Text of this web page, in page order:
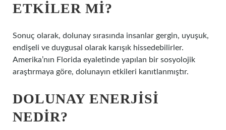
ETKILER MI?
Sonuç olarak, dolunay sırasında insanlar gergin, uyuşuk,
endişeli ve duygusal olarak karışık hissedebilirler.
Amerika’nın Florida eyaletinde yapılan bir sosyolojik
araştırmaya göre, dolunayın etkileri kanıtlanmıştır.
DOLUNAY ENERJISI
NEDIR?